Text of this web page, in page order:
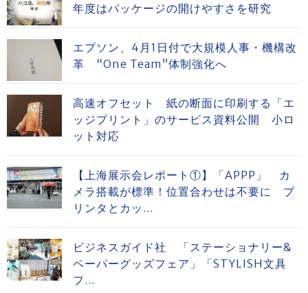
年度はパッケージの開けやすさを研究
エプソン、4月1日付で大規模人事・機構改
革 “One Team”体制強化へ
高速オフセット 紙の断面に印刷する「エ
ッジプリント」のサービス資料公開 小ロ
ット対応
【上海展示会レポート①】「APPP」 カ
メラ搭載が標準！位置合わせは不要に プ
リンタとカッ...
ビジネスガイド社 「ステーショナリー&
ペーパーグッズフェア」「STYLISH文具
フ...